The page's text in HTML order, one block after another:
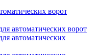
ворот
автоматических ворот
автоматических